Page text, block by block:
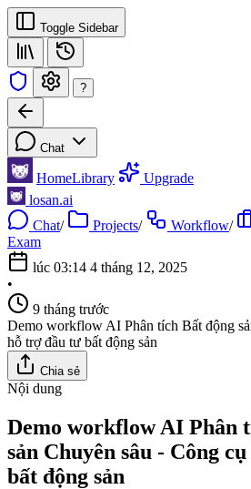
Toggle Sidebar
?
Chat
HomeLibrary
Upgrade
losan.ai
Chat/ Projects/ Workflow/
Exam
lúc 03:14 4 tháng 12, 2025
•
9 tháng trước
Demo workflow AI Phân tích Bất động
hỗ trợ đầu tư bất động sản
Chia sẻ
Nội dung
Demo workflow AI Phân
sản Chuyên sâu - Công
bất động sản